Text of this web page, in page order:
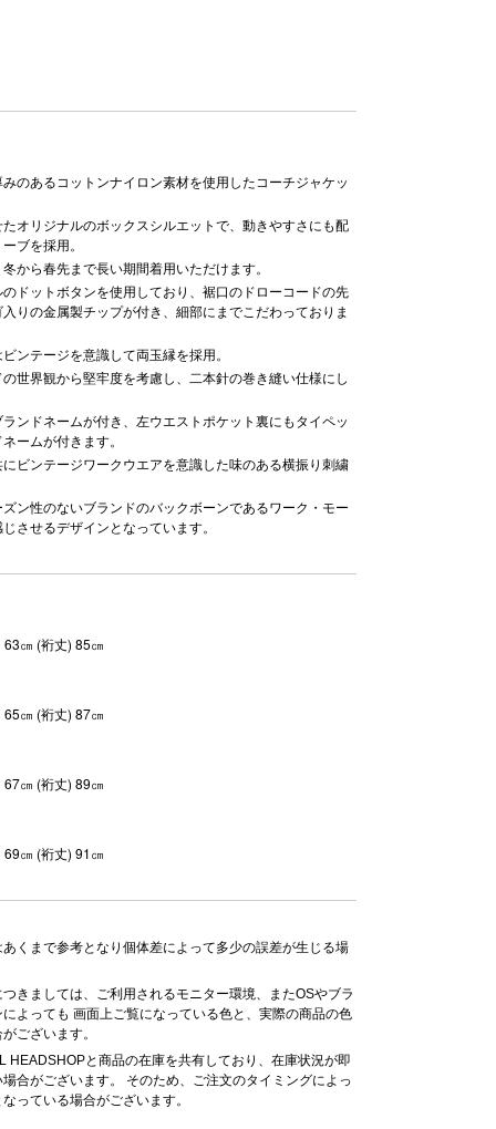
のあるコットンナイロン素材を使用したコーチジャケッ
オリジナルのボックスシルエットで、動きやすさにも配
ブを採用。
から春先まで長い期間着用いただけます。
ドットボタンを使用しており、裾口のドローコードの先
りの金属製チップが付き、細部にまでこだわっておりま
ンテージを意識して両玉縁を採用。
世界観から堅牢度を考慮し、二本針の巻き縫い仕様にし
ンドネームが付き、左ウエストポケット裏にもタイペッ
ームが付きます。
ビンテージワークウエアを意識した味のある横振り刺繍
ン性のないブランドのバックボーンであるワーク・モー
させるデザインとなっています。
㎝ (裄丈) 85㎝
㎝ (裄丈) 87㎝
㎝ (裄丈) 89㎝
㎝ (裄丈) 91㎝
くまで参考となり個体差によって多少の誤差が生じる場
きましては、ご利用されるモニター環境、またOSやブラ
よっても 画面上ご覧になっている色と、実際の商品の色
ございます。
HEADSHOPと商品の在庫を共有しており、在庫状況が即
合がございます。 そのため、ご注文のタイミングによっ
っている場合がございます。